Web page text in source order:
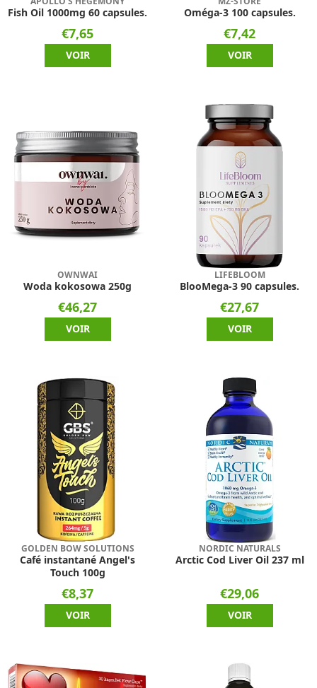
Fish Oil 1000mg 60 capsules.
€7,65
VOIR
Oméga-3 100 capsules.
€7,42
VOIR
OWNWAI
Woda kokosowa 250g
€46,27
VOIR
LIFEBLOOM
BlooMega-3 90 capsules.
€27,67
VOIR
GOLDEN BOW SOLUTIONS
Café instantané Angel's
Touch 100g
€8,37
VOIR
NORDIC NATURALS
Arctic Cod Liver Oil 237 ml
€29,06
VOIR